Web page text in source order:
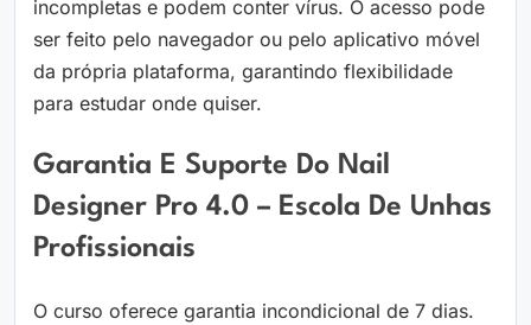
incompletas e podem conter vírus. O acesso pode
ser feito pelo navegador ou pelo aplicativo móvel
da própria plataforma, garantindo flexibilidade
para estudar onde quiser.
Garantia E Suporte Do Nail
Designer Pro 4.0 – Escola De Unhas
Profissionais
O curso oferece garantia incondicional de 7 dias.